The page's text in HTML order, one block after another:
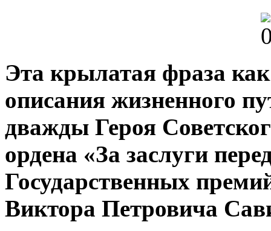
Эта крылатая фраза
описания жизненного
дважды Героя
ордена «За заслуги
Государственных
Виктора Петровича